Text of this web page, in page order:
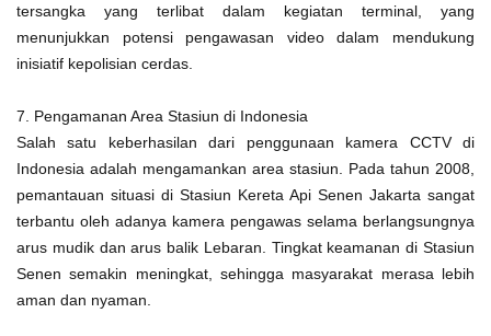
tersangka yang terlibat dalam kegiatan terminal, yang
menunjukkan potensi pengawasan video dalam mendukung
inisiatif kepolisian cerdas.
7. Pengamanan Area Stasiun di Indonesia
Salah satu keberhasilan dari penggunaan kamera CCTV di
Indonesia adalah mengamankan area stasiun. Pada tahun 2008,
pemantauan situasi di Stasiun Kereta Api Senen Jakarta sangat
terbantu oleh adanya kamera pengawas selama berlangsungnya
arus mudik dan arus balik Lebaran. Tingkat keamanan di Stasiun
Senen semakin meningkat, sehingga masyarakat merasa lebih
aman dan nyaman.